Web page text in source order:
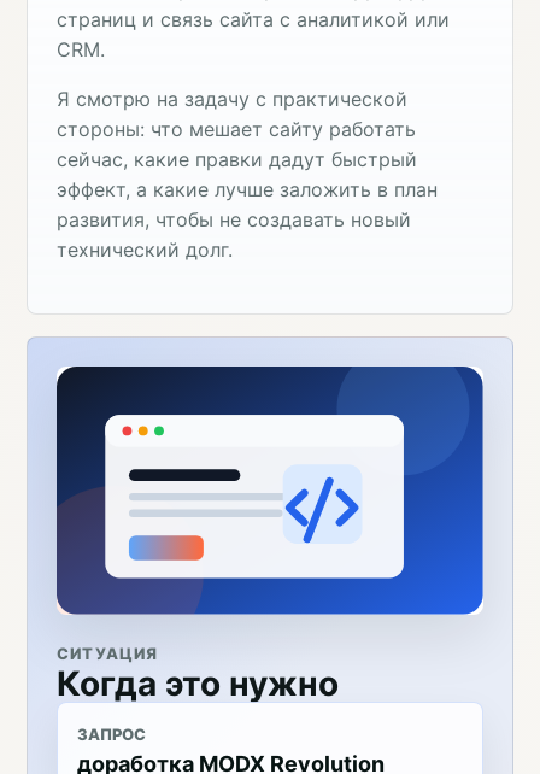
страниц и связь сайта с аналитикой или
CRM.
Я смотрю на задачу с практической
стороны: что мешает сайту работать
сейчас, какие правки дадут быстрый
эффект, а какие лучше заложить в план
развития, чтобы не создавать новый
технический долг.
СИТУАЦИЯ
Когда это нужно
ЗАПРОС
доработка MODX Revolution